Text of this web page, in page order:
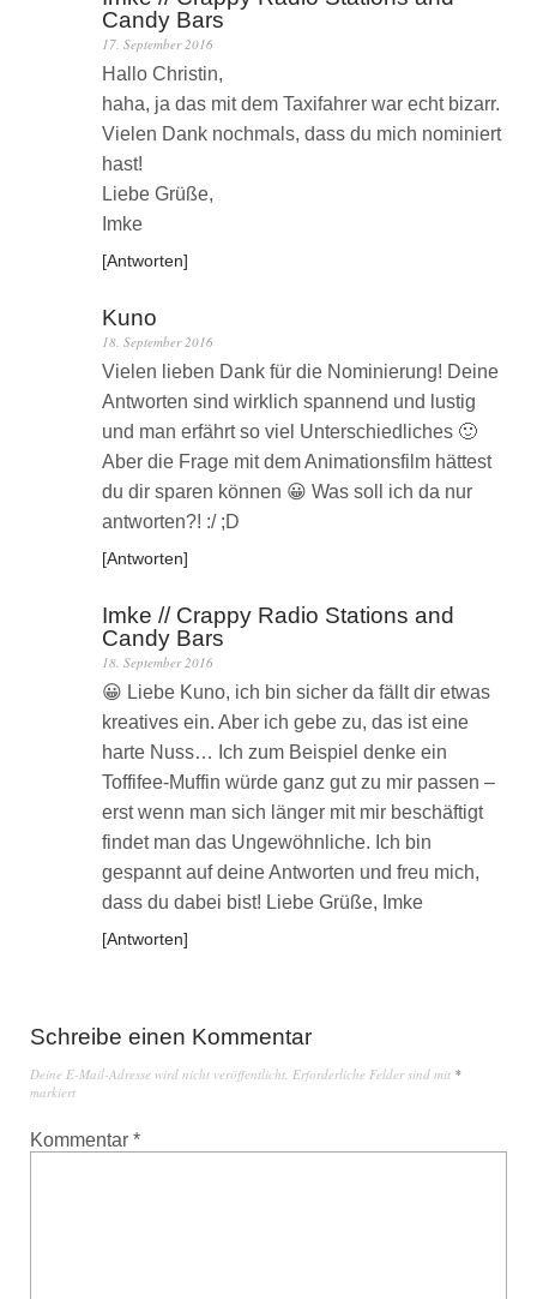
Candy Bars
17. September 2016
Hallo Christin,
haha, ja das mit dem Taxifahrer war echt bizarr.
Vielen Dank nochmals, dass du mich nominiert
hast!
Liebe Grüße,
Imke
Antworten
Kuno
18. September 2016
Vielen lieben Dank für die Nominierung! Deine
Antworten sind wirklich spannend und lustig
und man erfährt so viel Unterschiedliches 🙂
Aber die Frage mit dem Animationsfilm hättest
du dir sparen können 😀 Was soll ich da nur
antworten?! :/ ;D
Antworten
Imke // Crappy Radio Stations and
Candy Bars
18. September 2016
😀 Liebe Kuno, ich bin sicher da fällt dir etwas
kreatives ein. Aber ich gebe zu, das ist eine
harte Nuss… Ich zum Beispiel denke ein
Toffifee-Muffin würde ganz gut zu mir passen –
erst wenn man sich länger mit mir beschäftigt
findet man das Ungewöhnliche. Ich bin
gespannt auf deine Antworten und freu mich,
dass du dabei bist! Liebe Grüße, Imke
Antworten
Schreibe einen Kommentar
Deine E-Mail-Adresse wird nicht veröffentlicht. Erforderliche Felder sind mit *
markiert
Kommentar *